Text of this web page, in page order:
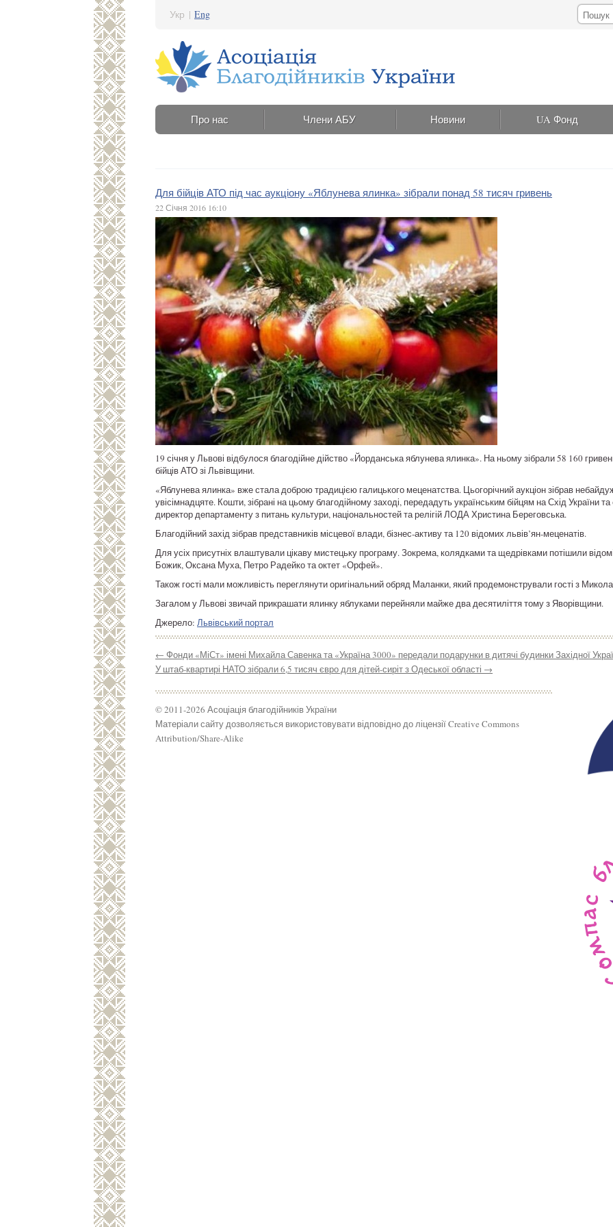
Укр | Eng
Про нас Члени АБУ Новини UA Фонд
Для бійців АТО під час аукціону «Яблунева ялинка» зібрали понад 58 тисяч гривень
22 Січня 2016 16:10
19 січня у Львові відбулося благодійне дійство «Йорданська яблунева ялинка». На ньому зібрали 58 160
бійців АТО зі Львівщини.
«Яблунева ялинка» вже стала доброю традицією галицького меценатства. Цьогорічний аукціон зібрав
увісімнадцяте. Кошти, зібрані на цьому благодійному заході, передадуть українським бійцям на Схід України
директор департаменту з питань культури, національностей та релігій ЛОДА Христина Береговська.
Благодійний захід зібрав представників місцевої влади, бізнес-активу та 120 відомих львів’ян-меценатів.
Для усіх присутніх влаштували цікаву мистецьку програму. Зокрема, колядками та щедрівками потішили
Божик, Оксана Муха, Петро Радейко та октет «Орфей».
Також гості мали можливість переглянути оригінальний обряд Маланки, який продемонстрували гості з
Загалом у Львові звичай прикрашати ялинку яблуками перейняли майже два десятиліття тому з Яворівщини.
Джерело: Львівський портал
← Фонди «МіСт» імені Михайла Савенка та «Україна 3000» передали подарунки в дитячі будинки Західної
У штаб-квартирі НАТО зібрали 6,5 тисяч євро для дітей-сиріт з Одеської області →
© 2011-2026 Асоціація благодійників України
Матеріали сайту дозволяється використовувати відповідно до ліцензії Creative Commons
Attribution/Share-Alike